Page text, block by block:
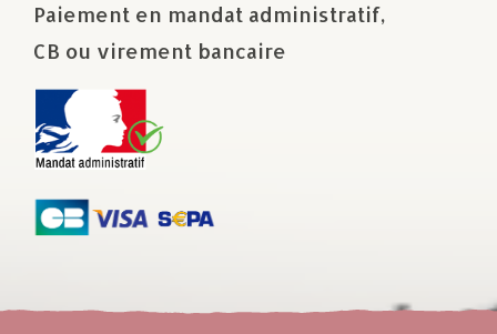
Paiement en mandat administratif,
CB ou virement bancaire